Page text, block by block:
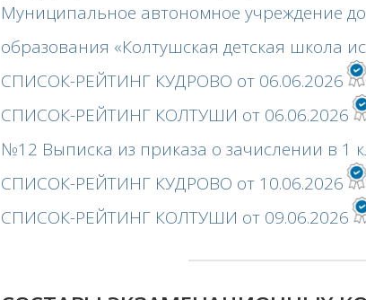
Муниципальное автономное учреждение
образования «Колтушская детская школа
СПИСОК-РЕЙТИНГ КУДРОВО от 06.06.2026
СПИСОК-РЕЙТИНГ КОЛТУШИ от 06.06.2026
№12 Выписка из приказа о зачислении в 1
СПИСОК-РЕЙТИНГ КУДРОВО от 10.06.2026
СПИСОК-РЕЙТИНГ КОЛТУШИ от 09.06.2026